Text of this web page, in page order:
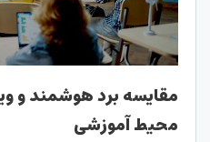
مقایسه برد هوشمند و
محیط آموزشی